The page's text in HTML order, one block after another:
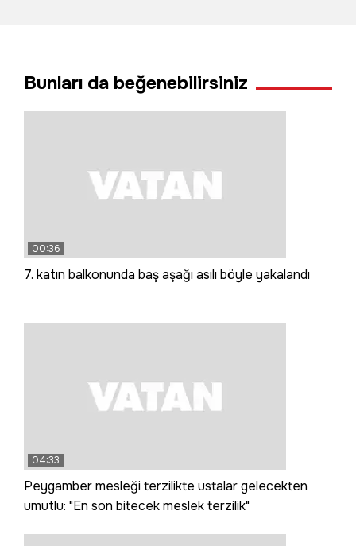
Bunları da beğenebilirsiniz
00:36
7. katın balkonunda baş aşağı asılı böyle yakalandı
04:33
Peygamber mesleği terzilikte ustalar gelecekten
umutlu: "En son bitecek meslek terzilik"